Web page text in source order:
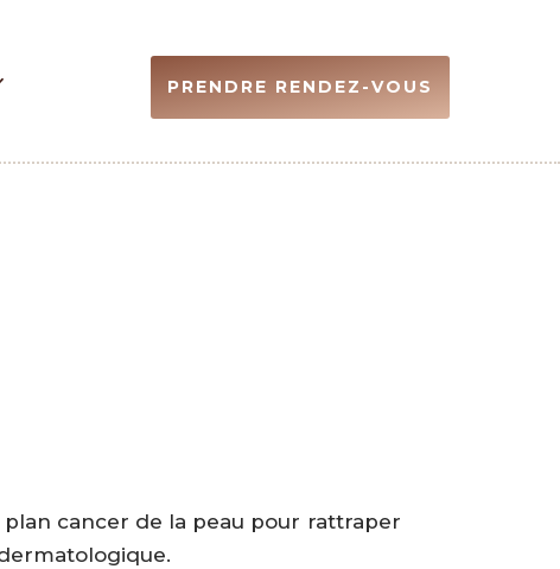
PRENDRE RENDEZ-VOUS
plan cancer de la peau pour rattraper